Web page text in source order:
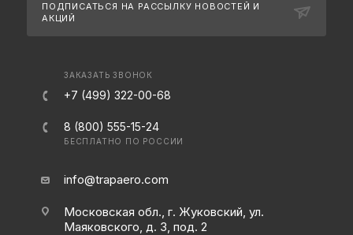
ПОДПИСАТЬСЯ НА РАССЫЛКУ НОВОСТЕЙ И
АКЦИЙ
ЗАКАЗАТЬ ЗВОНОК
+7 (499) 322-00-68
8 (800) 555-15-24
БЕСПЛАТНО ПО РОССИИ
info@trapaero.com
Московская обл., г. Жуковский, ул.
Маяковского, д. 3, под. 2